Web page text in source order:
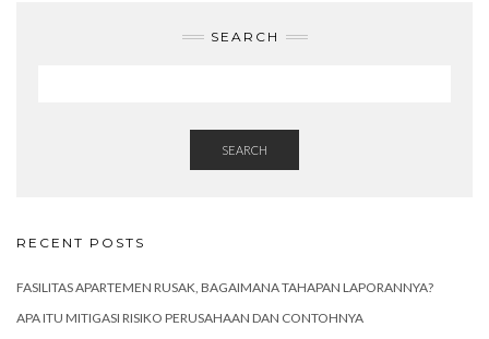
SEARCH
SEARCH
RECENT POSTS
FASILITAS APARTEMEN RUSAK, BAGAIMANA TAHAPAN LAPORANNYA?
APA ITU MITIGASI RISIKO PERUSAHAAN DAN CONTOHNYA